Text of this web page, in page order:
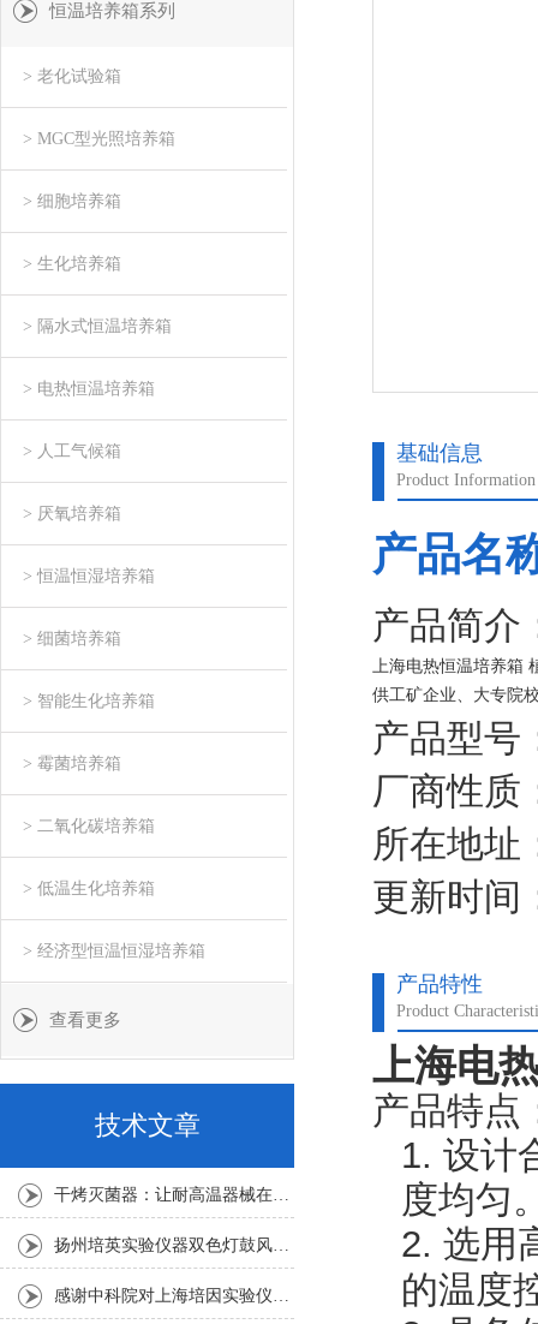
基础信息
Product Information
产品名
产品简介
上海电热恒温培养箱
供工矿企业、大专院
验、环境试验，培养
产品型号
厂商性质
所在地址
更新时间
产品特性
Product
上海电
产品特点
1. 设计
度均匀
2. 选用
的温度
恒温培养箱系列
> 老化试验箱
> MGC型光照培养箱
> 细胞培养箱
> 生化培养箱
> 隔水式恒温培养箱
> 电热恒温培养箱
> 人工气候箱
> 厌氧培养箱
> 恒温恒湿培养箱
> 细菌培养箱
> 智能生化培养箱
> 霉菌培养箱
> 二氧化碳培养箱
> 低温生化培养箱
> 经济型恒温恒湿培养箱
查看更多
技术文章
干烤灭菌器：让耐高温器械在无水高温中重获无菌新生
扬州培英实验仪器双色灯鼓风干燥箱
感谢中科院对上海培因实验仪器的认可